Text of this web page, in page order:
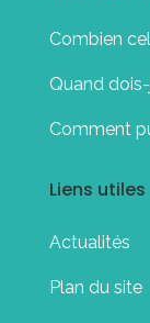
Combien
Quand
Comment
Liens utiles
Actualités
Plan du site